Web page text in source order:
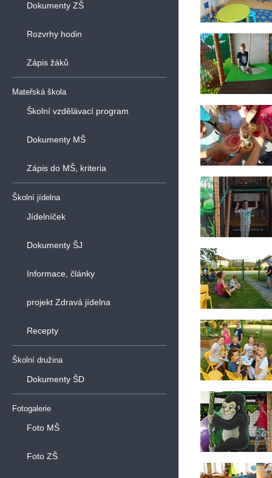
Dokumenty ZŠ
Rozvrhy hodin
Zápis žáků
Mateřská škola
Školní vzdělávací program
Dokumenty MŠ
Zápis do MŠ, kriteria
Školní jídelna
Jídelníček
Dokumenty ŠJ
Informace, články
projekt Zdravá jídelna
Recepty
Školní družina
Dokumenty ŠD
Fotogalerie
Foto MŠ
Foto ZŠ